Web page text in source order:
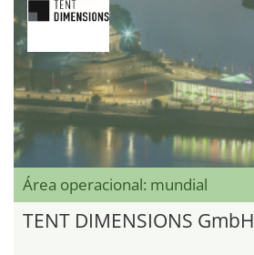
Área operacional: mundial
TENT DIMENSIONS GmbH